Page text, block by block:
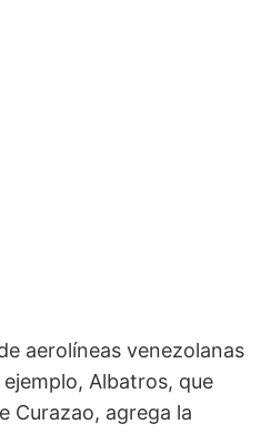
aerolíneas venezolanas
Albatros, que
Curazao, agrega la